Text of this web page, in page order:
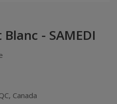
- SAMEDI
, Canada